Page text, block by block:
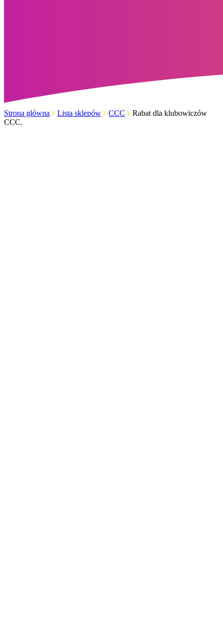
Strona główna Lista sklepów CCC
Rabat dla klubowiczów
CCC.